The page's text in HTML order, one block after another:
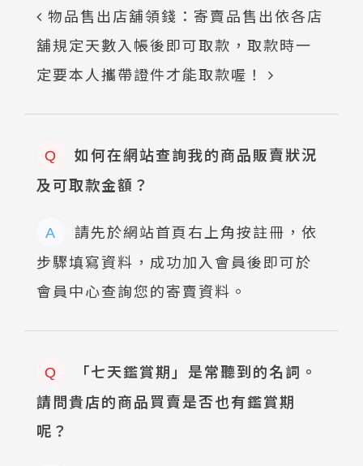
物品售出店舖領錢：寄賣品售出依各店
舖規定天數入帳後即可取款，取款時一
定要本人攜帶證件才能取款喔！
Q
如何在網站查詢我的商品販賣狀況
及可取款金額？
A
請先於網站首頁右上角按註冊，依
步驟填寫資料，成功加入會員後即可於
會員中心查詢您的寄賣資料。
Q
「七天鑑賞期」是常聽到的名詞。
請問貴店的商品買賣是否也有鑑賞期
呢？